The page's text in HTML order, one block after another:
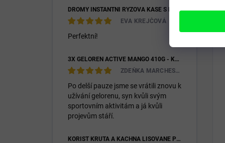
DROMY INSTANTNÍ RÝŽOVÁ KAŠE S KOZÍM MLÉKEM & PREBIOTIKY 1200G
EVA KREJČOVÁ
Perfektní!
3X GELOREN ACTIVE MANGO 410G - KLOUBNÍ VÝŽIVA PRO LIDI (3X 90KS)
ZDEŇKA MARCHESIOVÁ
Po delší pauze jsme se vrátili znovu k
užívání gelorenu, syn kvůli svým
sportovním aktivitám a já kvůli
projevům stáří.
KOŘIST KRŮTA A KACHNA LISOVANÉ PRO DOSPĚLÉ I ŠTĚŇATA 26/14